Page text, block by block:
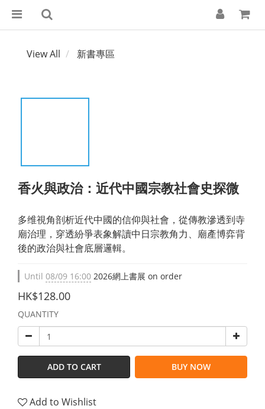
View All 新書專區
香火與政治：近代中國宗教社會史探微
多维視角剖析近代中國的信仰與社會，從傳教滲透到寺
廟治理，穿透紛爭表象解讀中日宗教角力、廟產博弈背
後的政治與社會底層邏輯。
Until 08/09 16:00 2026網上書展 on order
HK$128.00
QUANTITY
ADD TO CART BUY NOW
Add to Wishlist